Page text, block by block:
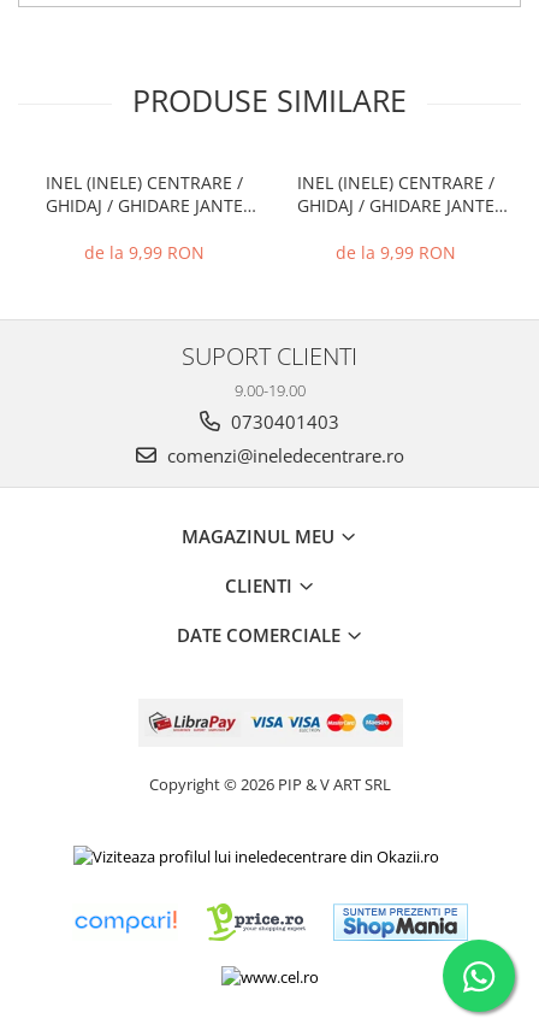
PRODUSE SIMILARE
INEL (INELE) CENTRARE /
GHIDAJ / GHIDARE JANTE
de la 9,99 RON
INEL (INELE) CENTRARE /
GHIDAJ / GHIDARE JANTE
de la 9,99 RON
SUPORT CLIENTI
9.00-19.00
0730401403
comenzi@ineledecentrare.ro
MAGAZINUL MEU
CLIENTI
DATE COMERCIALE
Copyright © 2026 PIP & V ART SRL